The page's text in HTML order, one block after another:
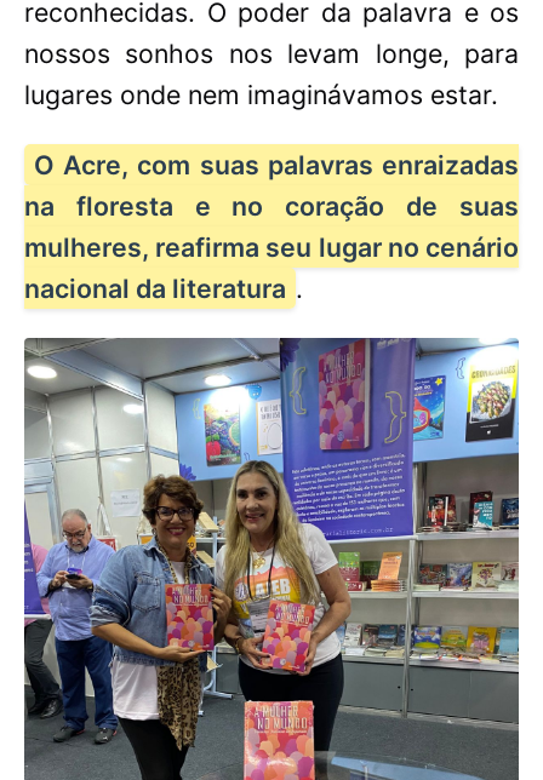
reconhecidas. O poder da palavra e os
nossos sonhos nos levam longe, para
lugares onde nem imaginávamos estar.
O Acre, com suas palavras enraizadas
na floresta e no coração de suas
mulheres, reafirma seu lugar no cenário
nacional da literatura .